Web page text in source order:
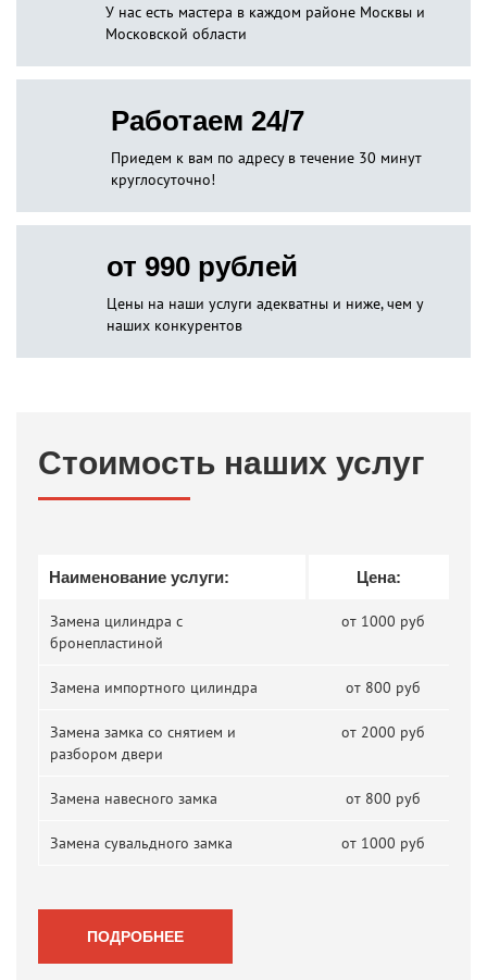
У нас есть мастера в каждом районе Москвы и
Московской области
Работаем 24/7
Приедем к вам по адресу в течение 30 минут
круглосуточно!
от 990 рублей
Цены на наши услуги адекватны и ниже, чем у
наших конкурентов
Стоимость наших услуг
Наименование услуги: Цена:
Замена цилиндра с
бронепластиной
от 1000 руб
Замена импортного цилиндра от 800 руб
Замена замка со снятием и
разбором двери
от 2000 руб
Замена навесного замка от 800 руб
Замена сувальдного замка от 1000 руб
ПОДРОБНЕЕ